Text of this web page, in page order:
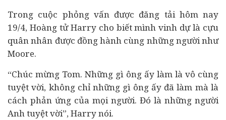
Trong cuộc phỏng vấn được đăng tải hôm nay
19/4, Hoàng tử Harry cho biết mình vinh dự là cựu
quân nhân được đồng hành cùng những người như
Moore.
“Chúc mừng Tom. Những gì ông ấy làm là vô cùng
tuyệt vời, không chỉ những gì ông ấy đã làm mà là
cách phản ứng của mọi người. Đó là những người
Anh tuyệt vời”, Harry nói.